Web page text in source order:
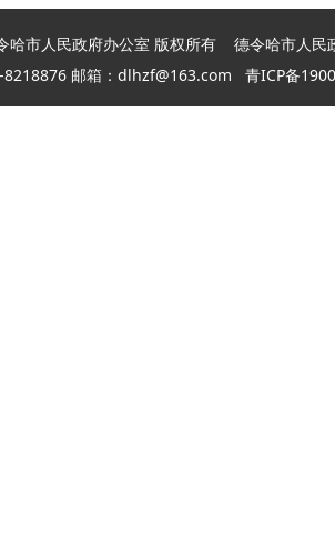
哈市人民政府办公室 版权所有 德令哈市人
8218876 邮箱：dlhzf@163.com 青ICP备